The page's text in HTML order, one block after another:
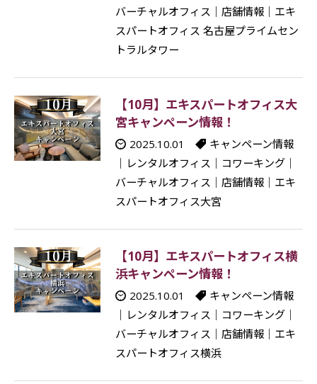
バーチャルオフィス
店舗情報｜ エキ
スパートオフィス 名古屋プライムセン
トラルタワー
【10月】エキスパートオフィス大
宮キャンペーン情報！
2025.10.01
キャンペーン情報
レンタルオフィス コワーキング｜
バーチャルオフィス
店舗情報｜ エキ
スパートオフィス大宮
【10月】エキスパートオフィス横
浜キャンペーン情報！
2025.10.01
キャンペーン情報
レンタルオフィス コワーキング｜
バーチャルオフィス
店舗情報｜ エキ
スパートオフィス横浜